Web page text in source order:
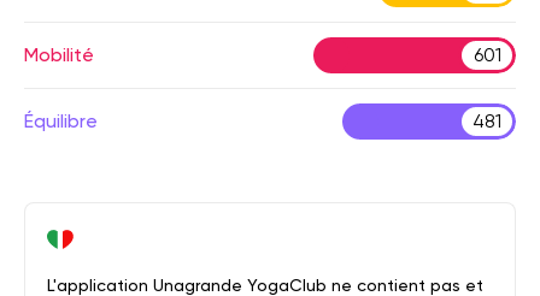
Mobilité 601
Équilibre 481
L'application Unagrande YogaClub ne contient pas et